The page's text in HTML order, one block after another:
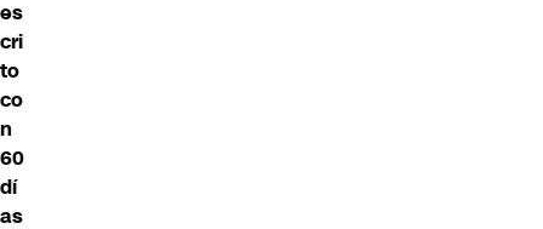
es
cri
to
co
n
60
dí
as